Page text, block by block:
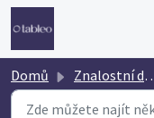
Přeskočit na hlavní
Domů Znalostní databáze